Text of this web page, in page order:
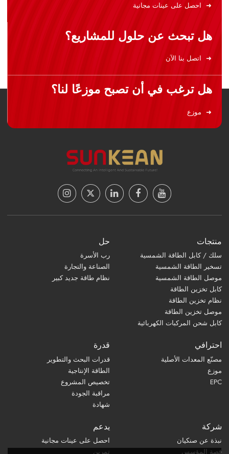
احصل على عينات مجانية
هل تبحث عن حلول للمشاريع؟
اتصل بنا الآن
هل ترغب في أن تصبح موزعًا لنا؟
موزع
منتجات
سلك / كابل الطاقة الشمسية
تسخير الطاقة الشمسية
موصل الطاقة الشمسية
كابل تخزين الطاقة
نظام تخزين الطاقة
موصل تخزين الطاقة
كابل شحن المركبات الكهربائية
حل
رب الأسرة
الصناعة والتجارة
نظام طاقة جديد كبير
احترافي
مصنّع المعدات الأصلية
موزع
EPC
قدرة
قدرات البحث والتطوير
الطاقة الإنتاجية
تخصيص المشروع
مراقبة الجودة
شهادة
شركة
نبذة عن صنكيان
قصة المؤسس
يدعم
احصل على عينات مجانية
تمرين